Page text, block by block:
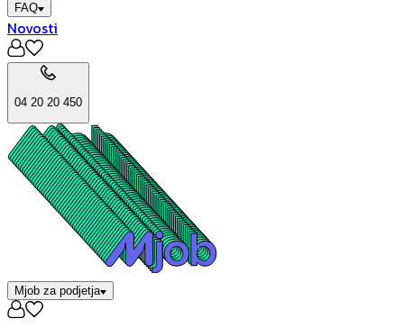
FAQ
Novosti
04 20 20 450
Mjob za podjetja